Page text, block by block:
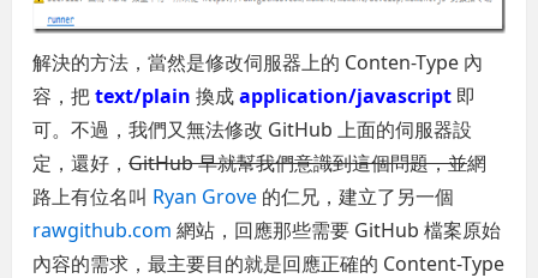
解決的方法，當然是修改伺服器上的 Conten-Type 內
容，把text/plain 換成application/javascript 即
可。不過，我們又無法修改 GitHub 上面的伺服器設
定，還好，GitHub 早就幫我們意識到這個問題，並網
路上有位名叫 Ryan Grove 的仁兄，建立了另一個
rawgithub.com 網站，回應那些需要 GitHub 檔案原始
內容的需求，最主要目的就是回應正確的 Content-Type